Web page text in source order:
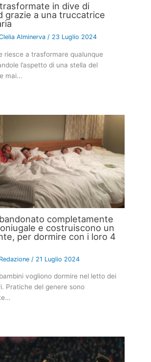
in dive di
grazie a una truccatrice
Alminerva/ 23 Luglio 2024
riesce a trasformare qualunque
l’aspetto di una stella del
mai…
completamente
e costruiscono un
per dormire con i loro 4
Redazione / 21 Luglio 2024
vogliono dormire nel letto dei
Pratiche del genere sono